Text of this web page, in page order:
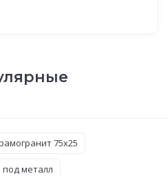
75x25
под металл